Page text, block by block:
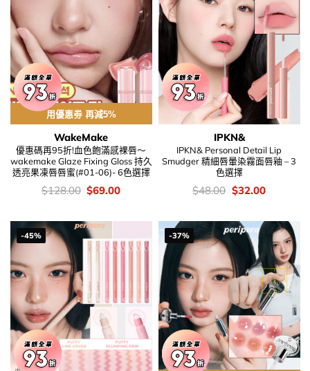
用優惠劵 再減5%
WakeMake
優惠碼再95折!血色飽滿感裸唇～
wakemake Glaze Fixing Gloss 持久
透亮果凍唇唇蜜(#01-06)- 6色選擇
價
錢：
$128.00 Original
price
$128.00.
$69.00Current
$69.00.
IPKN&
IPKN& Personal Detail Lip
Smudger 精細唇暈染霧面唇釉 – 3
色選擇
價
錢：
$48.00 Original
price
$48.00.
$32.00Current
$32.00.
-45% -37%